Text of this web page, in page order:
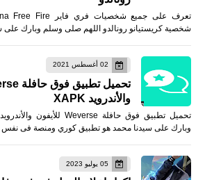
شخصية كريستيانو رونالدو اللهم صلى وسلم وبارك
02 أغسطس 2021
والأندرويد XAPK
وبارك على سيدنا محمد هو تطبيق كوري ومنصة فى نفس
05 يوليو 2023